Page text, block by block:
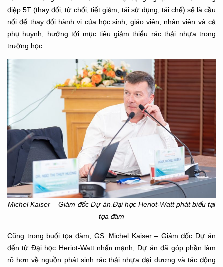
điệp 5T (thay đổi, từ chối, tiết giảm, tái sử dụng, tái chế) sẽ là cầu
nối để thay đổi hành vi của học sinh, giáo viên, nhân viên và cả
phụ huynh, hướng tới mục tiêu giảm thiểu rác thải nhựa trong
trường học.
Michel Kaiser – Giám đốc Dự án,Đại học Heriot-Watt phát biểu tại
tọa đàm
Cũng trong buổi tọa đàm, GS. Michel Kaiser – Giám đốc Dự án
đến từ Đại học Heriot-Watt nhấn mạnh, Dự án đã góp phần làm
rõ hơn về nguồn phát sinh rác thải nhựa đại dương và tác động